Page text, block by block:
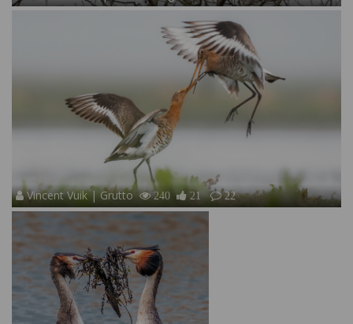
Vincent Vuik | Grutto 240 21 22